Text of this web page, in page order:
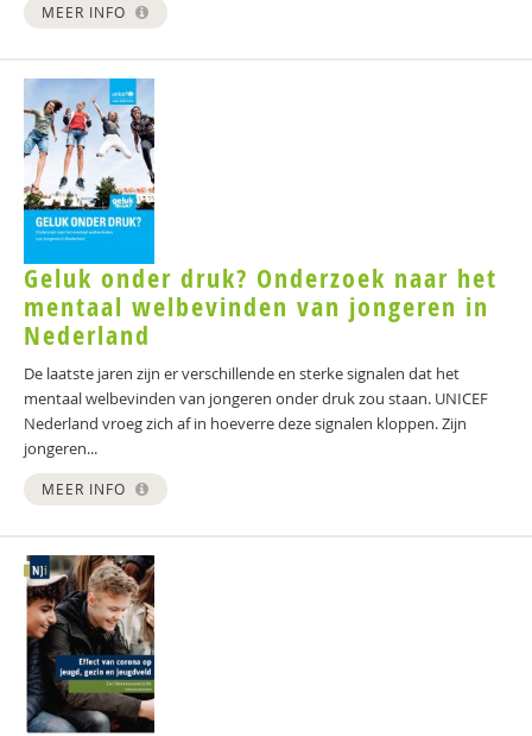
MEER INFO
Geluk onder druk? Onderzoek naar het
mentaal welbevinden van jongeren in
Nederland
De laatste jaren zijn er verschillende en sterke signalen dat het
mentaal welbevinden van jongeren onder druk zou staan. UNICEF
Nederland vroeg zich af in hoeverre deze signalen kloppen. Zijn
jongeren...
MEER INFO